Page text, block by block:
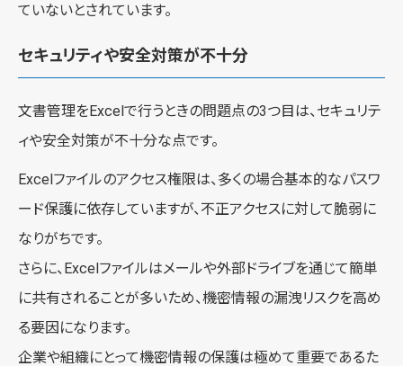
ていないとされています。
セキュリティや安全対策が不十分
文書管理をExcelで行うときの問題点の3つ目は、セキュリテ
ィや安全対策が不十分な点です。
Excelファイルのアクセス権限は、多くの場合基本的なパスワ
ード保護に依存していますが、不正アクセスに対して脆弱に
なりがちです。
さらに、Excelファイルはメールや外部ドライブを通じて簡単
に共有されることが多いため、機密情報の漏洩リスクを高め
る要因になります。
企業や組織にとって機密情報の保護は極めて重要であるた